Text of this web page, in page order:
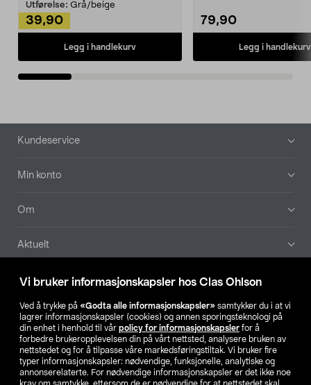
Vi bruker informasjonskapsler hos Clas Ohlson
Ved å trykke på «Godta alle informasjonskapsler» samtykker du i at vi
lagrer informasjonskapsler (cookies) og annen sporingsteknologi på
din enhet i henhold til vår policy for informasjonskapsler for å
forbedre brukeropplevelsen din på vårt nettsted, analysere bruken av
nettstedet og for å tilpasse våre markedsføringstiltak. Vi bruker fire
typer informasjonskapsler: nødvendige, funksjonelle, analytiske og
annonserelaterte. For nødvendige informasjonskapsler er det ikke noe
Utførelse: Grå/beige
39,90
Legg i handlekurv
79,90
Legg i handlekurv
Bunntekst
Kundeservice
Min konto
Om
Aktuelt
Våre selskaper
Finn din butikk
SE NO FI